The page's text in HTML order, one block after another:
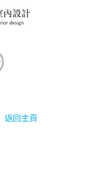
返回主頁